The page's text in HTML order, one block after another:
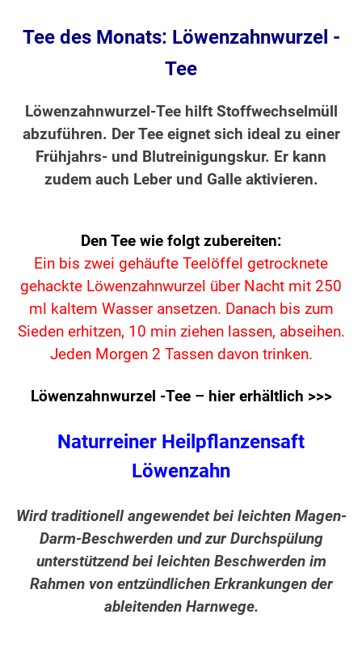
Tee des Monats: Löwenzahnwurzel -
Tee
Löwenzahnwurzel-Tee hilft Stoffwechselmüll
abzuführen. Der Tee eignet sich ideal zu einer
Frühjahrs- und Blutreinigungskur. Er kann
zudem auch Leber und Galle aktivieren.
Den Tee wie folgt zubereiten:
Ein bis zwei gehäufte Teelöffel getrocknete
gehackte Löwenzahnwurzel über Nacht mit 250
ml kaltem Wasser ansetzen. Danach bis zum
Sieden erhitzen, 10 min ziehen lassen, abseihen.
Jeden Morgen 2 Tassen davon trinken.
Löwenzahnwurzel -Tee – hier erhältlich >>>
Naturreiner Heilpflanzensaft
Löwenzahn
Wird traditionell angewendet bei leichten Magen-
Darm-Beschwerden und zur Durchspülung
unterstützend bei leichten Beschwerden im
Rahmen von entzündlichen Erkrankungen der
ableitenden Harnwege.